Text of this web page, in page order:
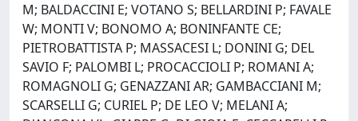
M; BALDACCINI E; VOTANO S; BELLARDINI P; FAVALE
W; MONTI V; BONOMO A; BONINFANTE CE;
PIETROBATTISTA P; MASSACESI L; DONINI G; DEL
SAVIO F; PALOMBI L; PROCACCIOLI P; ROMANI A;
ROMAGNOLI G; GENAZZANI AR; GAMBACCIANI M;
SCARSELLI G; CURIEL P; DE LEO V; MELANI A;